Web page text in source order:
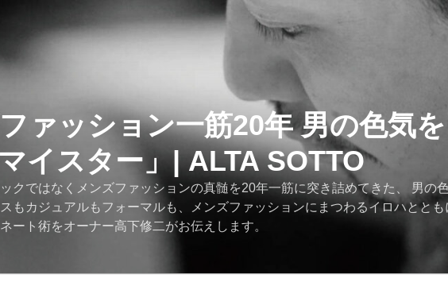
ァッション一筋20年 男の色気
イスター」| ALTA SOTTO
クではなくメンズファッションの真髄を20年一筋に突き詰めてきた、 男の
もカジュアルもフォーマルも、メンズファッションにまつわるイロハとと
ート術をオーナー高下修二がお伝えします。